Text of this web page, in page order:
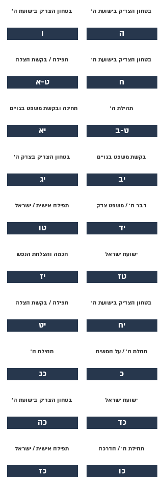
בטחון הצדיק בישועת ה׳
ה
בטחון הצדיק בישועת ה׳
ח
תהילת ה׳
ט-ב
בקשת משפט בגויים
יב
דבר ה׳ / משפט צדק
יד
ישועת ישראל
טז
בטחון הצדיק בישועת ה׳
יח
תהלת ה׳ / על המשיח
כ
ישועת ישראל
כד
תהילת ה׳ / הדרכה
כו
בטחון הצדיק בישועת ה׳
ו
תפילה / בקשת הצלה
ט-א
תחינה ובקשת משפט בגויים
יא
בטחון הצדיק בצדק ה׳
יג
תפילה אישית / ישראל
טו
חכמה והצלחת הנפש
יז
תפילה / בקשת הצלה
יט
תהילת ה׳
כג
בטחון הצדיק בישועת ה׳
כה
תפילה אישית / ישראל
כז